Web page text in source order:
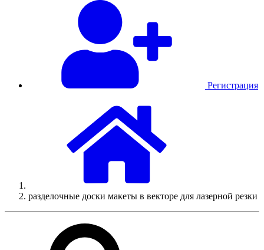
Регистрация
разделочные доски макеты в векторе для лазерной резки